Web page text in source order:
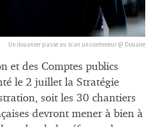
Un douanier passe au scan un conteneur @ Douane
et des Comptes publics
le 2 juillet la Stratégie
soit les 30 chantiers
devront mener à bien à